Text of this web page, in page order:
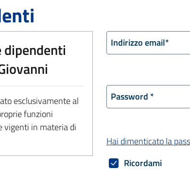
dipendenti
esclusivamente al
funzioni
vigenti in materia di
Indirizzo email*
Password *
Hai dimenticato la
Ricordami